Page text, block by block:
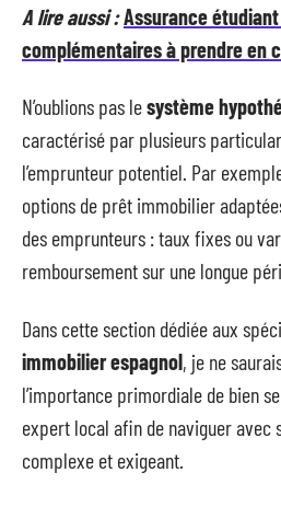
A lire aussi :Assurance
complémentaires à prendre en
N’oublions pas lesystème
caractérisé par plusieurs
l’emprunteur potentiel. Par
options de prêt immobilier
des emprunteurs : taux fixes ou
remboursement sur une longue
Dans cette section dédiée aux
immobilier espagnol, je ne
l’importance primordiale de bien
expert local afin de naviguer avec
complexe et exigeant.